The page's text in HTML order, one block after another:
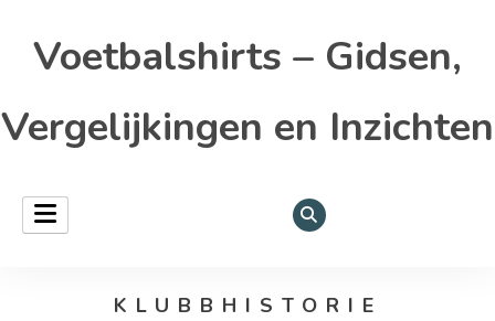
Voetbalshirts – Gidsen,
Vergelijkingen en Inzichten
KLUBBHISTORIE